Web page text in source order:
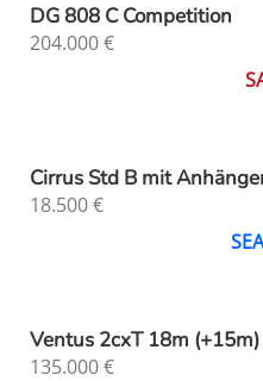
DG 808 C Competition
204.000€
Cirrus Std B mit
18.500€
Ventus 2cxT 18m (+15m)
135.000€